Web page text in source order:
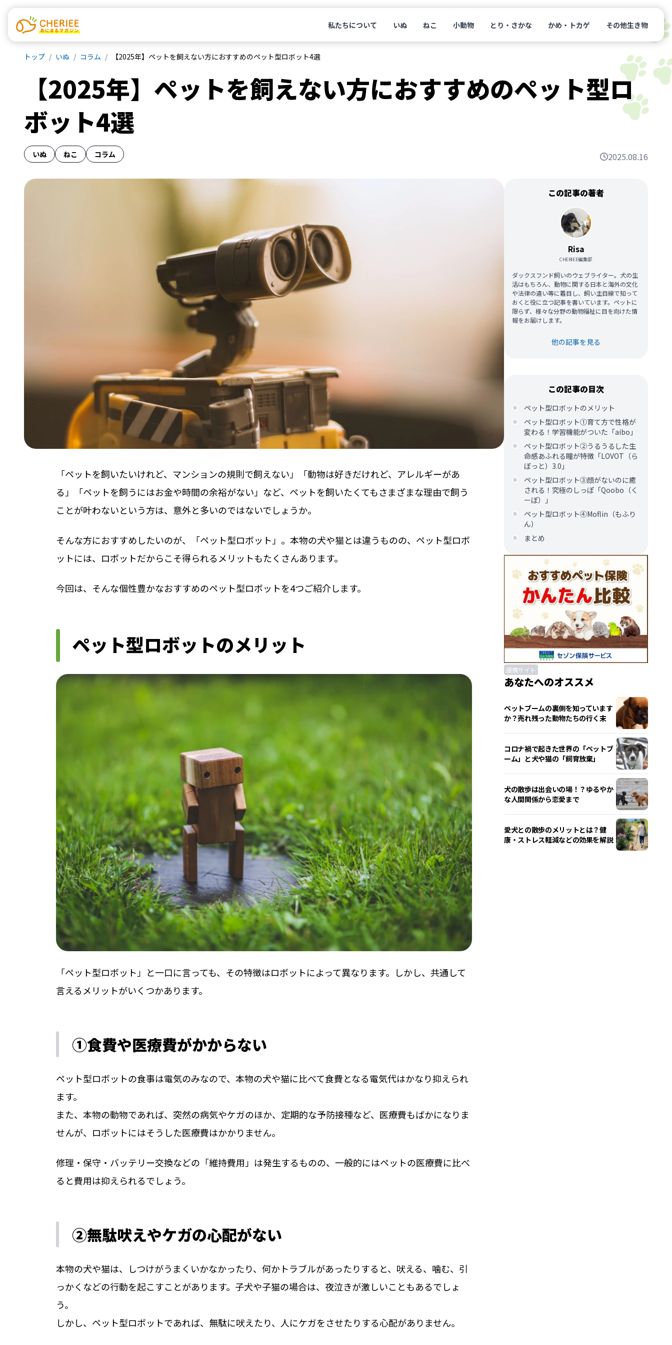
私たちについて いぬ ねこ 小動物 とり・さかな かめ・トカゲ その他生き物
トップ いぬ コラム 【2025年】ペットを飼えない方におすすめのペット型ロボット4選
【2025年】ペットを飼えない方におすすめのペット型ロ
ボット4選
いぬ ねこ コラム 2025.08.16
「ペットを飼いたいけれど、マンションの規則で飼えない」「動物は好きだけれど、アレルギーがあ
る」「ペットを飼うにはお金や時間の余裕がない」など、ペットを飼いたくてもさまざまな理由で飼う
ことが叶わないという方は、意外と多いのではないでしょうか。
そんな方におすすめしたいのが、「ペット型ロボット」。本物の犬や猫とは違うものの、ペット型ロボ
ットには、ロボットだからこそ得られるメリットもたくさんあります。
今回は、そんな個性豊かなおすすめのペット型ロボットを4つご紹介します。
ペット型ロボットのメリット
「ペット型ロボット」と一口に言っても、その特徴はロボットによって異なります。しかし、共通して
言えるメリットがいくつかあります。
①食費や医療費がかからない
ペット型ロボットの食事は電気のみなので、本物の犬や猫に比べて食費となる電気代はかなり抑えられ
ます。
また、本物の動物であれば、突然の病気やケガのほか、定期的な予防接種など、医療費もばかになりま
せんが、ロボットにはそうした医療費はかかりません。
修理・保守・バッテリー交換などの「維持費用」は発生するものの、一般的にはペットの医療費に比べ
ると費用は抑えられるでしょう。
②無駄吠えやケガの心配がない
本物の犬や猫は、しつけがうまくいかなかったり、何かトラブルがあったりすると、吠える、噛む、引
っかくなどの行動を起こすことがあります。子犬や子猫の場合は、夜泣きが激しいこともあるでしょ
う。
しかし、ペット型ロボットであれば、無駄に吠えたり、人にケガをさせたりする心配がありません。
この記事の著者
Risa
CHERIEE編集部
ダックスフンド飼いのウェブライター。犬の生
活はもちろん、動物に関する日本と海外の文化
や法律の違い等に着目し、飼い主目線で知って
おくと役に立つ記事を書いています。ペットに
限らず、様々な分野の動物福祉に目を向けた情
報をお届けします。
他の記事を見る
この記事の目次
ペット型ロボットのメリット
ペット型ロボット①育て方で性格が
変わる！学習機能がついた「aibo」
ペット型ロボット②うるうるした生
命感あふれる瞳が特徴「LOVOT（ら
ぼっと）3.0」
ペット型ロボット③顔がないのに癒
される！究極のしっぽ「Qoobo（く
ーぼ）」
ペット型ロボット④Moflin（もふり
ん）
まとめ
提携サイト
あなたへのオススメ
ペットブームの裏側を知っています
か？売れ残った動物たちの行く末
コロナ禍で起きた世界の「ペットブ
ーム」と犬や猫の「飼育放棄」
犬の散歩は出会いの場！？ゆるやか
な人間関係から恋愛まで
愛犬との散歩のメリットとは？健
康・ストレス軽減などの効果を解説